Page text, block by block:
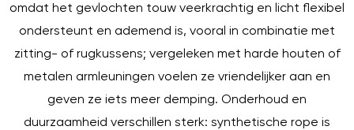
omdat het gevlochten touw veerkrachtig en licht flexibel
ondersteunt en ademend is, vooral in combinatie met
zitting- of rugkussens; vergeleken met harde houten of
metalen armleuningen voelen ze vriendelijker aan en
geven ze iets meer demping. Onderhoud en
duurzaamheid verschillen sterk: synthetische rope is